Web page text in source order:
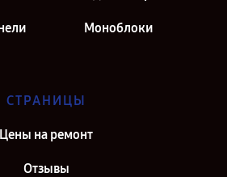
Моноблоки
СТРАНИЦЫ
Цены на ремонт
Отзывы